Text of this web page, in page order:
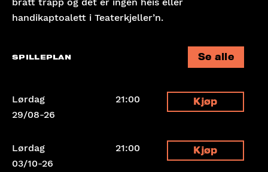
handikaptoalett i Teaterkjeller’n.
SPILLEPLAN Se alle
Lørdag
29/08-26
21:00 Kjøp
Lørdag
03/10-26
21:00 Kjøp